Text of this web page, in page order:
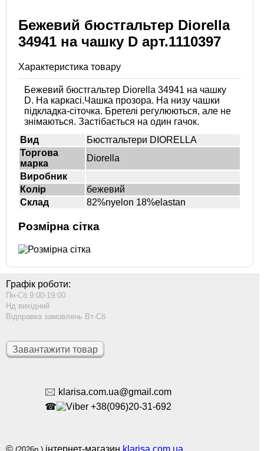
Бежевий бюстгальтер Diorella
34941 на чашку D арт.1110397
Характеристика товару
Бежевий бюстгальтер Diorella 34941 на чашку
D. На каркасі.Чашка прозора. На низу чашки
підкладка-сіточка. Бретелі регулюються, але не
знімаються. Застібається на один гачок.
Вид
Бюстгальтери DIORELLA
Торгова
марка
Diorella
Виробник
Колір
бежевий
Склад
82%nyelon 18%elastan
Розмірна сітка
Графік роботи:
Пн-Сб 9:00-19:00
Нд вихідний
Відправка замовлень Вт-Сб
Завантажити товар
🖂 klarisa.com.ua@gmail.com
☎
+38(096)20-31-692